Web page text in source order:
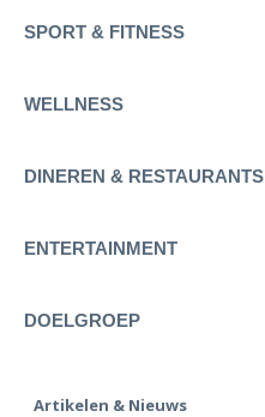
SPORT & FITNESS
WELLNESS
DINEREN & RESTAURANTS
ENTERTAINMENT
DOELGROEP
Artikelen & Nieuws